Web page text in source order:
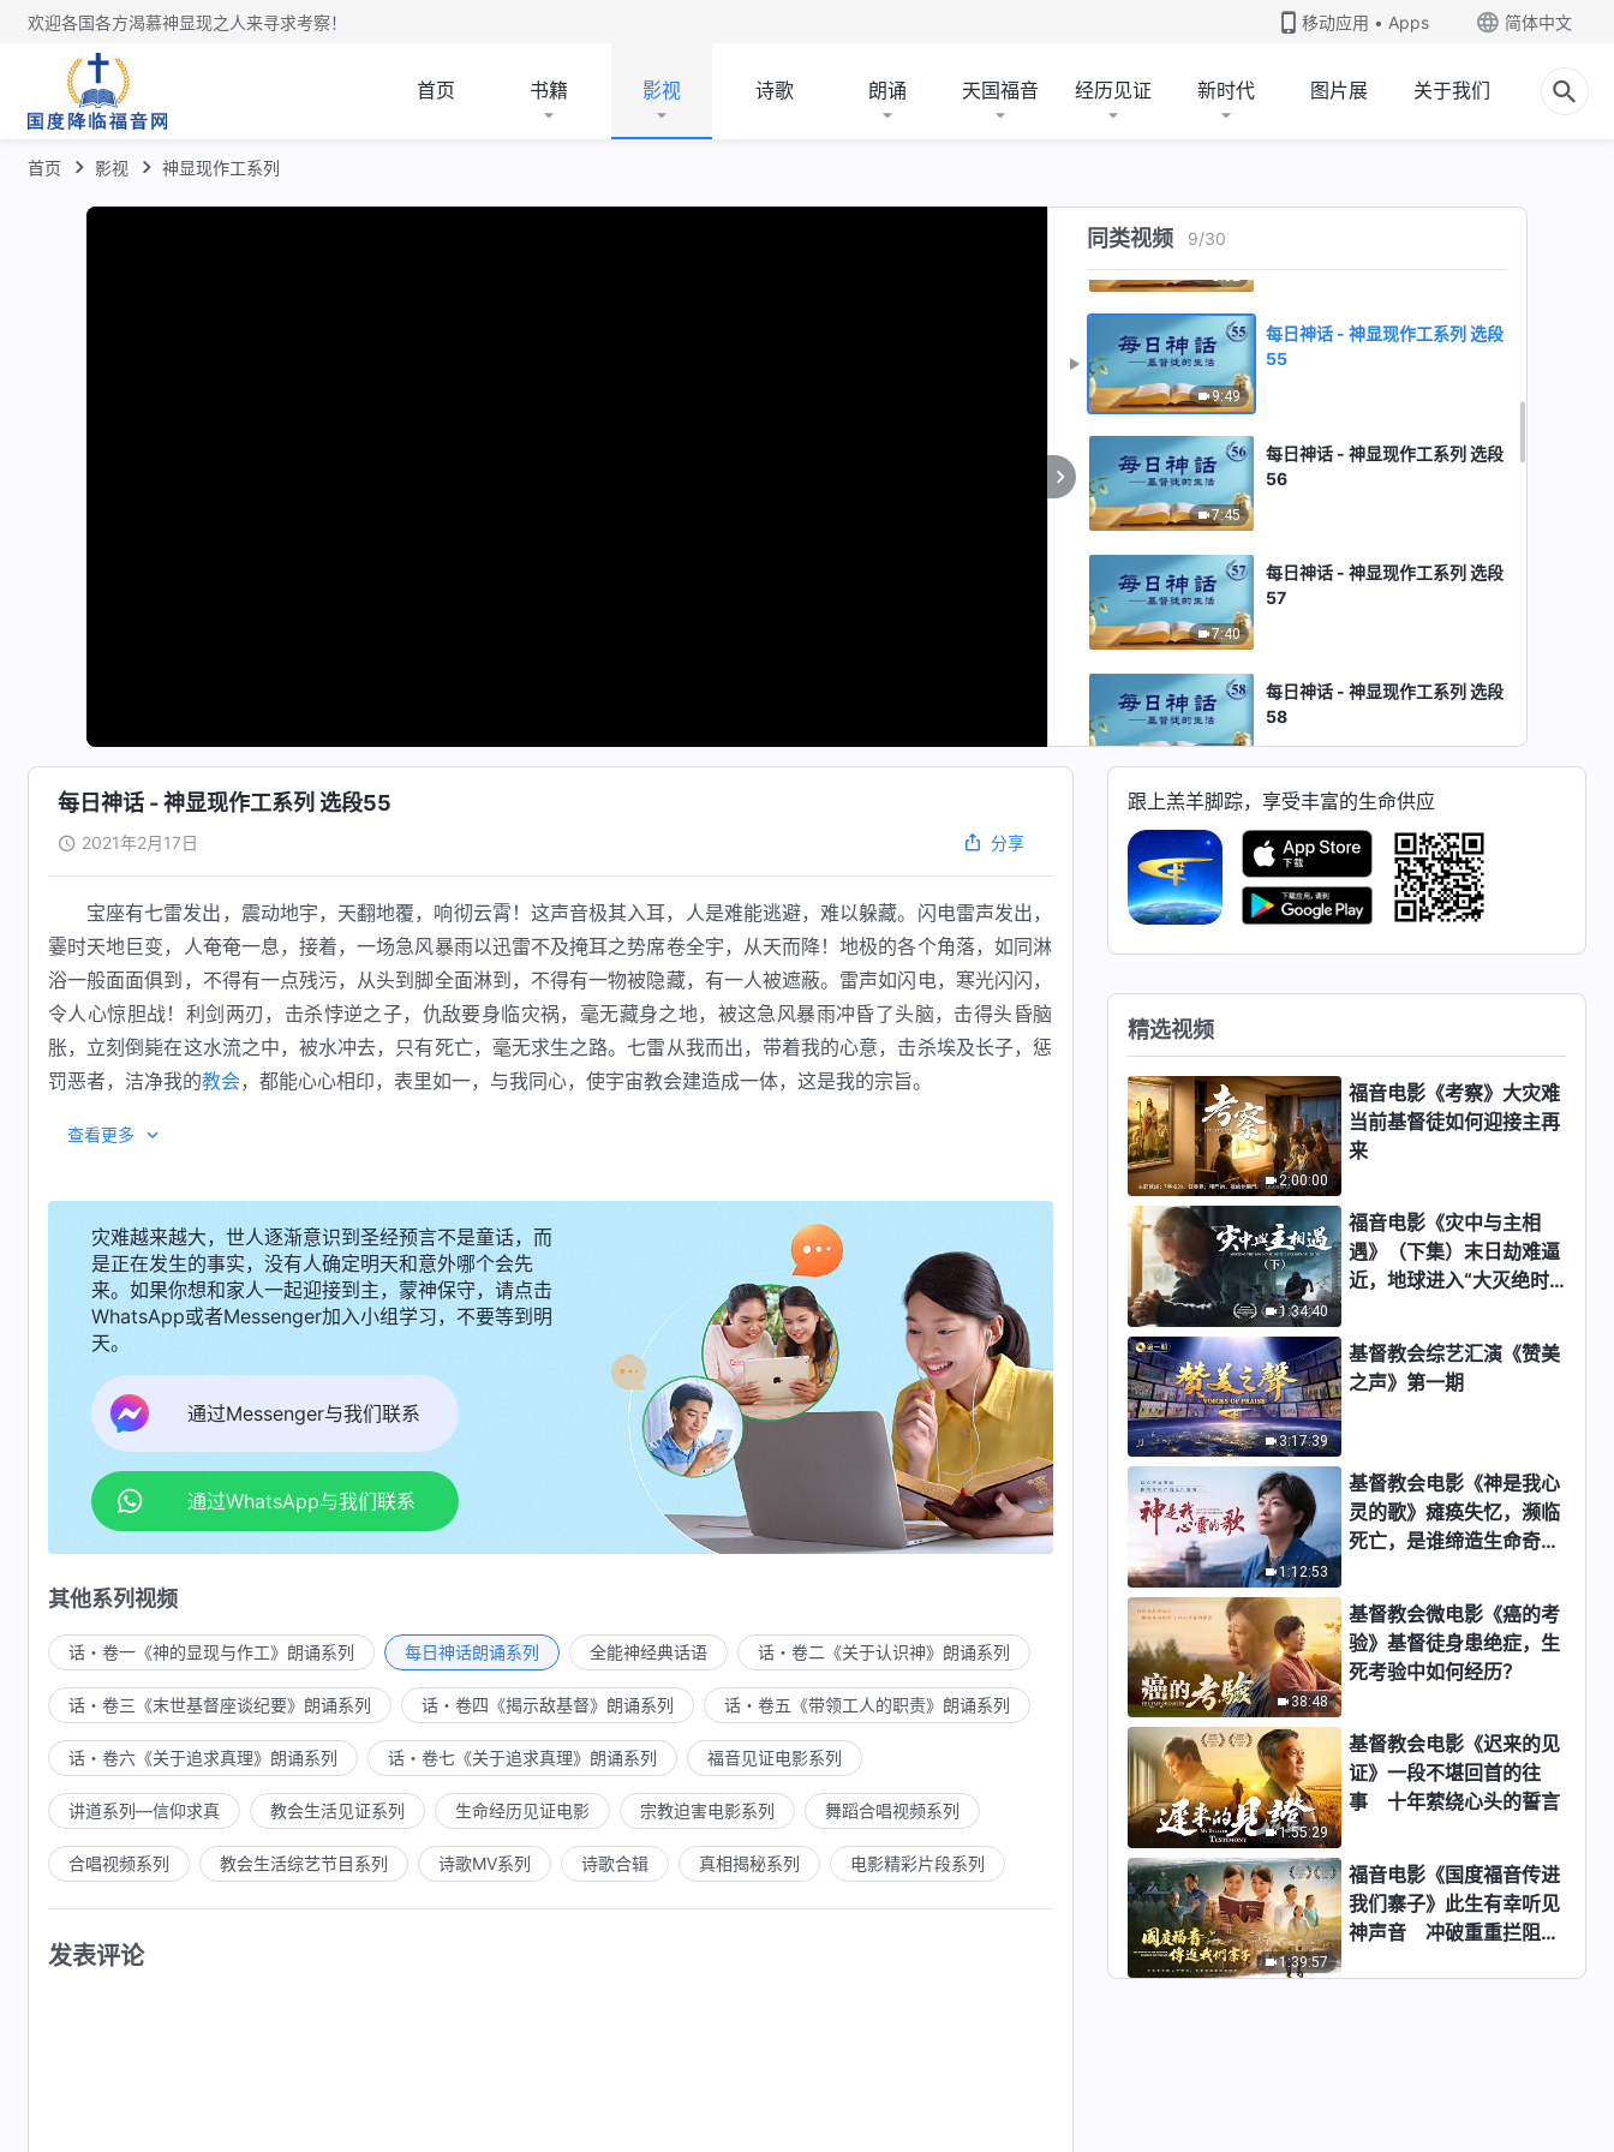
欢迎各国各方渴慕神显现之人来寻求考察！ 移动应用 • Apps 简体中文
首页 书籍 影视 诗歌 朗诵 天国福音 经历见证 新时代 图片展 关于我们
首页 影视 神显现作工系列
同类视频 9/30
每日神话 - 神显现作工系列 选段
3:32
每日神话 - 神显现作工系列 选段
9:49
每日神话 - 神显现作工系列 选段
55
7:45
每日神话 - 神显现作工系列 选段
56
7:40
每日神话 - 神显现作工系列 选段
57
每日神话 - 神显现作工系列 选段
58
每日神话 - 神显现作工系列 选段
59
7:32
每日神话 - 神显现作工系列 选段
60
6:10
61
3:59
每日神话 - 神显现作工系列 选段
62
7:33
每日神话 - 神显现作工系列 选段
63
7:41
每日神话 - 神显现作工系列 选段
64
7:25
每日神话 - 神显现作工系列 选段
65
7:46
每日神话 - 神显现作工系列 选段
66
3:11
每日神话 - 神显现作工系列 选段
67
4:54
每日神话 - 神显现作工系列 选段
68
每日神话 - 神显现作工系列 选段55
2021年2月17日 分享
宝座有七雷发出，震动地宇，天翻地覆，响彻云霄！这声音极其入耳，人是难能逃避，难以躲藏。闪电雷声发出，
霎时天地巨变，人奄奄一息，接着，一场急风暴雨以迅雷不及掩耳之势席卷全宇，从天而降！地极的各个角落，如同淋
浴一般面面俱到，不得有一点残污，从头到脚全面淋到，不得有一物被隐藏，有一人被遮蔽。雷声如闪电，寒光闪闪，
令人心惊胆战！利剑两刃，击杀悖逆之子，仇敌要身临灾祸，毫无藏身之地，被这急风暴雨冲昏了头脑，击得头昏脑
胀，立刻倒毙在这水流之中，被水冲去，只有死亡，毫无求生之路。七雷从我而出，带着我的心意，击杀埃及长子，惩
罚恶者，洁净我的教会，都能心心相印，表里如一，与我同心，使宇宙教会建造成一体，这是我的宗旨。
这雷声发起，随之又有阵阵的哀号声音，有的在梦中被惊醒，大吃一惊，发人深省，赶紧回到宝座前，不再招摇撞
过一切的，明白我心意、跟从我到路终的，我必拯救到永远！我手必安然托住，不临其境，不受其害。有的看见这道闪
电出来之后的情景，心里是难以诉说的寒酸，后悔莫及，这样持续下去，未免太晚了。一切一切啊！都将成了，这也是
我的一种拯救方式，拯救了爱我的人，击杀了恶人，使国在地上坚固平稳，让万国万民、宇宙地极人人都知我是威严，
我是烈火，我是鉴察人心肺腑的神。从此，白色大宝座的审判公开揭示于众，向万民宣告，审判开始了！凡嘴和心不一
的，疑惑不敢较真的，虚度光阴、明白我意不肯实行的，必遭审无疑。你们务要留心省察自己的存心、动机，把自己放
在正当的位置，好好实行我话，注重生命经历，不要在外面热心做事，要使生命长大、成熟、稳定、老练才合我心意。
对那些撒但的差役、打岔拆毁我建造的邪灵作为不给留有可乘之机，严厉限制给予制止，只能用利剑对待，严重者
立即铲除，不留后患，成全教会，毫无残疾，健康满有生机，满有活力。随着这闪电发出，雷声响起，千万别疏忽、别
放弃，竭力追赶，定规能看见我的手所作的是什么，要得到的是什么，要放弃的是什么，要成全的是什么，要铲除的是
什么，要击杀的是什么，这一切一切都会在你们面前展现，会让你们清楚地看见我全能之所在。
宝座之上，直到整个宇宙地极，这七雷在回声，要有大批人被拯救，归服我宝座之前。随着这道生命之光，人求生
存之路，不由自主赴我而来，屈膝敬拜，口称全能真神，发出哀求的声音。但那些抵我者，心刚硬之辈，雷声入耳，必
显现在你们面前，真是特大的洪福，难以诉说的甘甜。
七雷之声音发出，即是拯救了爱我、真心要我的人，属我的人，我预定拣选的人，都能归在我的名下，会听我的声
音，这是神的呼召。让地极的人都看见，我是公义的，我是信实的，我是慈爱，我是怜悯，我是威严，我是烈火，最终
是无情的审判。
让世人都看见，我是的的确确、完完全全的神自己，人人心服口服，任何人不敢再抵挡，不敢再论断，不敢再诽
谤，否则，咒诅立时临到，灾祸降到他的身上，只能哀哭切齿，自取灭亡。
让万民都知，宇宙地极家喻户晓，人人皆知，全能神
是独一真神，都连连屈膝敬拜，连刚刚会说话的孩子都喊“全
能神”！那些当官掌权的也会亲眼看见真神出现在他们面前，他们也在俯伏敬拜，求饶赦免，这未免太晚了，因着到了
他们的死亡期限，只得成全他们，审判他们到万丈的深渊。结束整个时代，使我国更加坚固，万国万民必降服在我的面
前，直到永永远远！
查看更多
灾难越来越大，世人逐渐意识到圣经预言不是童话，而
是正在发生的事实，没有人确定明天和意外哪个会先
来。如果你想和家人一起迎接到主，蒙神保守，请点击
WhatsApp或者Messenger加入小组学习，不要等到明
天。
通过Messenger与我们联系
通过WhatsApp与我们联系
其他系列视频
话・卷一《神的显现与作工》朗诵系列 每日神话朗诵系列 全能神经典话语 话・卷二《关于认识神》朗诵系列
话・卷三《末世基督座谈纪要》朗诵系列 话・卷四《揭示敌基督》朗诵系列 话・卷五《带领工人的职责》朗诵系列
话・卷六《关于追求真理》朗诵系列 话・卷七《关于追求真理》朗诵系列 福音见证电影系列
讲道系列—信仰求真 教会生活见证系列 生命经历见证电影 宗教迫害电影系列 舞蹈合唱视频系列
合唱视频系列 教会生活综艺节目系列 诗歌MV系列 诗歌合辑 真相揭秘系列 电影精彩片段系列
发表评论
跟上羔羊脚踪，享受丰富的生命供应
精选视频
2:00:00
福音电影《考察》大灾难
当前基督徒如何迎接主再
来
1:34:40
福音电影《灾中与主相
遇》（下集）末日劫难逼
近，地球进入“大灭绝时
你准备好逃生了吗？
3:17:39
基督教会综艺汇演《赞美
之声》第一期
1:12:53
基督教会电影《神是我心
灵的歌》瘫痪失忆，濒临
死亡，是谁缔造生命奇
38:48
基督教会微电影《癌的考
验》基督徒身患绝症，生
死考验中如何经历？
1:55:29
基督教会电影《迟来的见
证》一段不堪回首的往
事 十年萦绕心头的誓言
1:39:57
福音电影《国度福音传进
我们寨子》此生有幸听见
神声音 冲破重重拦阻跟